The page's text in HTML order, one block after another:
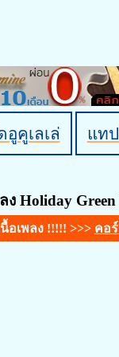
อูคูเลเล่ แท
ง Holiday
อเพลง !!!!! >>> คอ